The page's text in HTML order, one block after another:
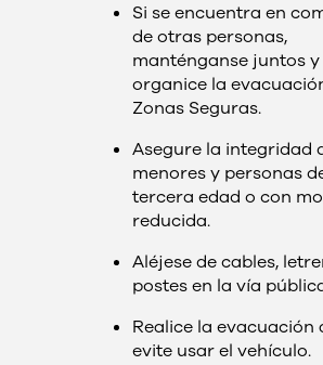
Si se encuentra en
de otras personas,
manténganse juntos y
organice la
Zonas Seguras.
Asegure la integridad
menores y personas
tercera edad o con
reducida.
Aléjese de cables,
postes en la vía
Realice la evacuación
evite usar el vehículo.